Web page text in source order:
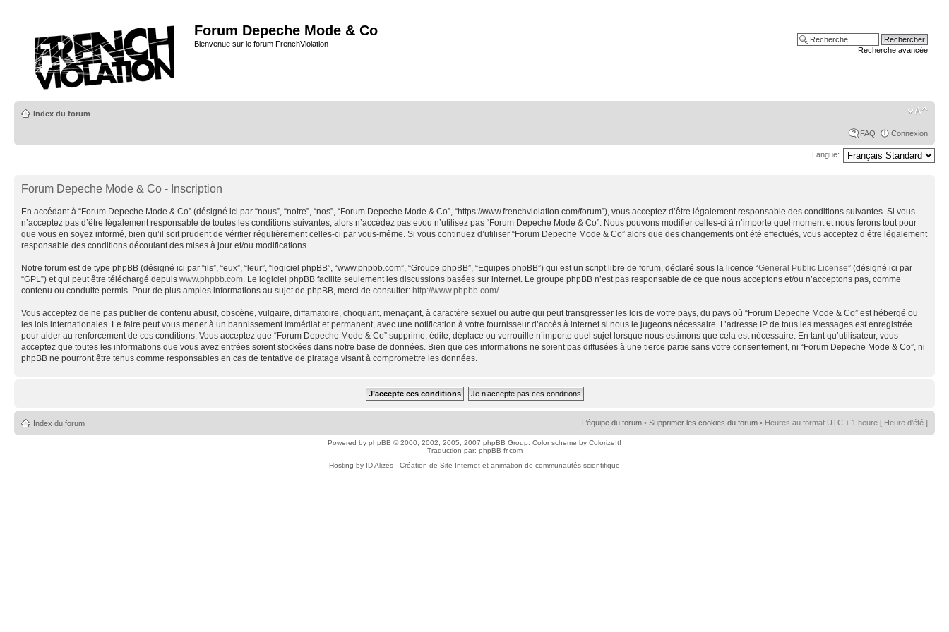
Forum Depeche Mode & Co
Bienvenue sur le forum FrenchViolation
Recherche avancée
Index du forum
FAQ Connexion
Langue:
Forum Depeche Mode & Co - Inscription
En accédant à “Forum Depeche Mode & Co” (désigné ici par “nous”, “notre”, “nos”, “Forum Depeche Mode & Co”, “https://www.frenchviolation.com/forum”), vous acceptez d’être légalement responsable des conditions suivantes. Si vous
n’acceptez pas d’être légalement responsable de toutes les conditions suivantes, alors n’accédez pas et/ou n’utilisez pas “Forum Depeche Mode & Co”. Nous pouvons modifier celles-ci à n’importe quel moment et nous ferons tout pour
que vous en soyez informé, bien qu’il soit prudent de vérifier régulièrement celles-ci par vous-même. Si vous continuez d’utiliser “Forum Depeche Mode & Co” alors que des changements ont été effectués, vous acceptez d’être légalement
responsable des conditions découlant des mises à jour et/ou modifications.
Notre forum est de type phpBB (désigné ici par “ils”, “eux”, “leur”, “logiciel phpBB”, “www.phpbb.com”, “Groupe phpBB”, “Equipes phpBB”) qui est un script libre de forum, déclaré sous la licence “General Public License” (désigné ici par
“GPL”) et qui peut être téléchargé depuis www.phpbb.com . Le logiciel phpBB facilite seulement les discussions basées sur internet. Le groupe phpBB n’est pas responsable de ce que nous acceptons et/ou n’acceptons pas, comme
contenu ou conduite permis. Pour de plus amples informations au sujet de phpBB, merci de consulter: http://www.phpbb.com/.
Vous acceptez de ne pas publier de contenu abusif, obscène, vulgaire, diffamatoire, choquant, menaçant, à caractère sexuel ou autre qui peut transgresser les lois de votre pays, du pays où “Forum Depeche Mode & Co” est hébergé ou
les lois internationales. Le faire peut vous mener à un bannissement immédiat et permanent, avec une notification à votre fournisseur d’accès à internet si nous le jugeons nécessaire. L’adresse IP de tous les messages est enregistrée
pour aider au renforcement de ces conditions. Vous acceptez que “Forum Depeche Mode & Co” supprime, édite, déplace ou verrouille n’importe quel sujet lorsque nous estimons que cela est nécessaire. En tant qu’utilisateur, vous
acceptez que toutes les informations que vous avez entrées soient stockées dans notre base de données. Bien que ces informations ne soient pas diffusées à une tierce partie sans votre consentement, ni “Forum Depeche Mode & Co”, ni
phpBB ne pourront être tenus comme responsables en cas de tentative de piratage visant à compromettre les données.
Index du forum L’équipe du forum • Supprimer les cookies du forum • Heures au format UTC + 1 heure [ Heure d’été ]
Powered by phpBB © 2000, 2002, 2005, 2007 phpBB Group. Color scheme by ColorizeIt!
Traduction par: phpBB-fr.com
Hosting by ID Alizés - Création de Site Internet et animation de communautés scientifique